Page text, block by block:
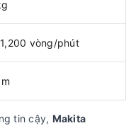
vòng/phút
tin cậy, Makita